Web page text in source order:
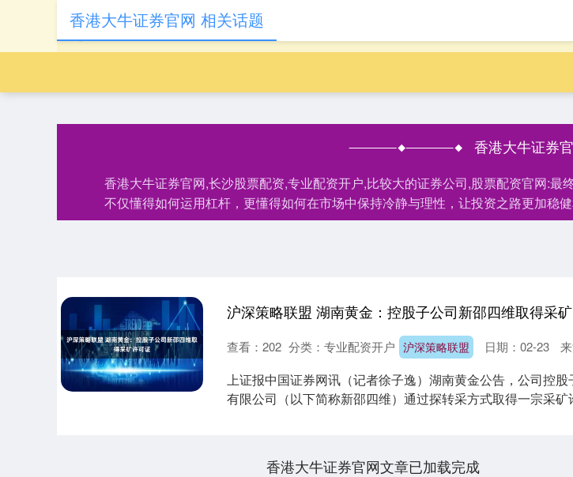
香港大牛证券
香港大牛证券官网,长沙股票配资,专业配资开户,比较大的证券公司,股票配资官网:
不仅懂得如何运用杠杆，更懂得如何在市场中保持冷静与理性，让投资之路更加稳健
香港大牛证券官网 相关话题
沪深策略联盟 日期：02-23
查看： 202 分类： 专业配资开户
上证报中国证券网讯（记者徐子逸）湖南黄金公告，公司控
有限公司（以下简称新邵四维）通过探转采方式取得一宗采矿
香港大牛证券官网文章已加载完成